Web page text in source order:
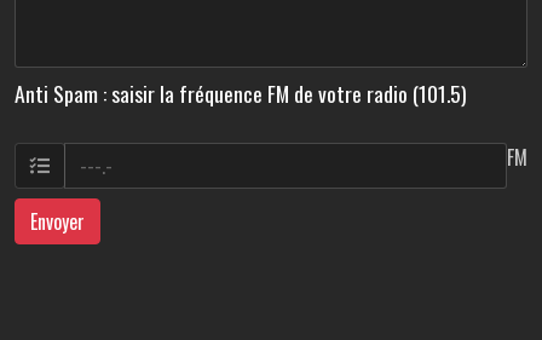
Anti Spam : saisir la fréquence FM de votre radio (101.5)
FM
Envoyer